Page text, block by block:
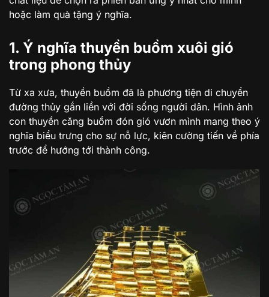
hoặc làm quà tặng ý nghĩa.
1. Ý nghĩa thuyền buồm xuôi gió
trong phong thủy
Từ xa xưa, thuyền buồm đã là phương tiện di chuyển
đường thủy gắn liền với đời sống người dân. Hình ảnh
con thuyền căng buồm đón gió vươn mình mang theo ý
nghĩa biểu trưng cho sự nỗ lực, kiên cường tiến về phía
trước để hướng tới thành công.